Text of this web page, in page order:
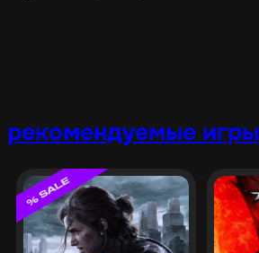
рекомендуемые игры